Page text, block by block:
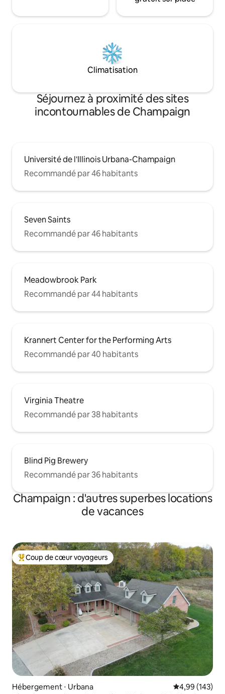
Climatisation
Séjournez à proximité des sites
incontournables de Champaign
Université de l'Illinois Urbana-Champaign
Recommandé par 46 habitants
Seven Saints
Recommandé par 46 habitants
Meadowbrook Park
Recommandé par 44 habitants
Krannert Center for the Performing Arts
Recommandé par 40 habitants
Virginia Theatre
Recommandé par 38 habitants
Blind Pig Brewery
Recommandé par 36 habitants
Champaign : d'autres superbes locations
de vacances
Coups de cœur voyageurs les plus appréciés
Coup de cœur voyageurs
Hébergement ⋅ Urbana Évaluation
4,99 (143)